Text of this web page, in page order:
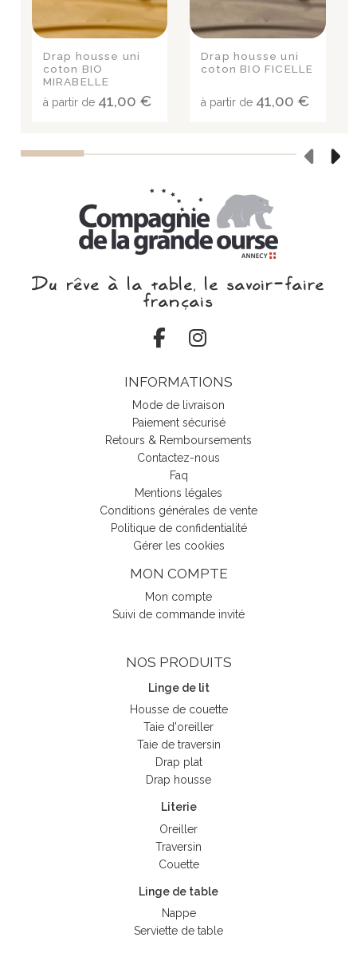
Drap housse uni
coton BIO
MIRABELLE
à partir de 41,00 €
Drap housse uni
coton BIO FICELLE
à partir de 41,00 €
Du rêve à la table, le savoir‑faire
français
INFORMATIONS
Mode de livraison
Paiement sécurisé
Retours & Remboursements
Contactez-nous
Faq
Mentions légales
Conditions générales de vente
Politique de confidentialité
Gérer les cookies
MON COMPTE
Mon compte
Suivi de commande invité
NOS PRODUITS
Linge de lit
Housse de couette
Taie d'oreiller
Taie de traversin
Drap plat
Drap housse
Literie
Oreiller
Traversin
Couette
Linge de table
Nappe
Serviette de table